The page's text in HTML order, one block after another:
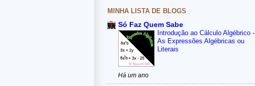
MINHA LISTA DE BLOGS
Só Faz Quem Sabe
Introdução ao Cálculo Algébrico -
As Expressões Algébricas ou
Literais
Há um ano